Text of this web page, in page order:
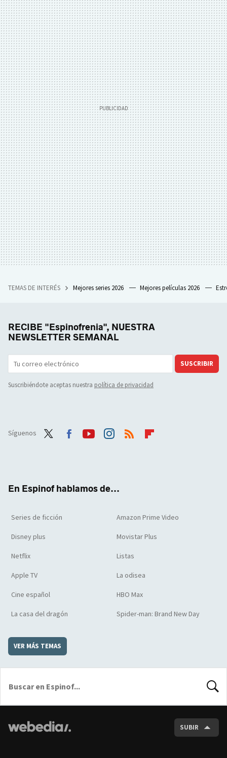
TEMAS DE INTERÉS Mejores series 2026 Mejores películas 2026
RECIBE "Espinofrenia", NUESTRA
NEWSLETTER SEMANAL
SUSCRIBIR
Suscribiéndote aceptas nuestra política de privacidad
Síguenos
En Espinof hablamos de...
Series de ficción Amazon Prime Video
Disney plus Movistar Plus
Netflix Listas
Apple TV La odisea
Cine español HBO Max
La casa del dragón Spider-man: Brand New Day
VER MÁS TEMAS
SUBIR